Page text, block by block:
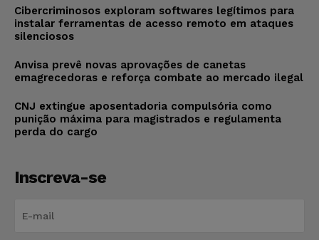
Cibercriminosos exploram softwares legítimos para
instalar ferramentas de acesso remoto em ataques
silenciosos
Anvisa prevê novas aprovações de canetas
emagrecedoras e reforça combate ao mercado ilegal
CNJ extingue aposentadoria compulsória como
punição máxima para magistrados e regulamenta
perda do cargo
Inscreva-se